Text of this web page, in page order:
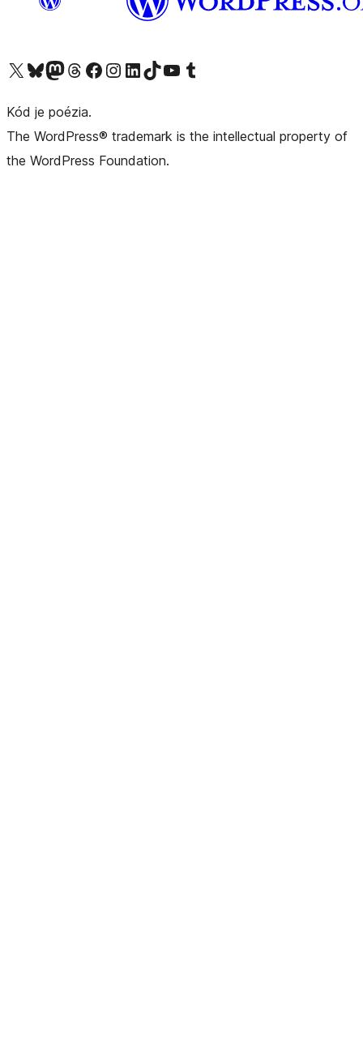
Navštívte náš účet na X (predtým Twitter)
Navštívte náš účet na platforme Bluesky
Navštívte náš účet na Mastodone
Navštívte náš účet na platforme Threads
Navštívte našu stránku na Facebooku
Navštívte náš účet Instagram
Navštívte náš účet LinkedIn
Navštívte náš účet na platforme TikTok
Navštívte náš kanál YouTube
Navštívte náš účet na platforme Tumblr
Kód je poézia.
The WordPress® trademark is the intellectual property of
the WordPress Foundation.